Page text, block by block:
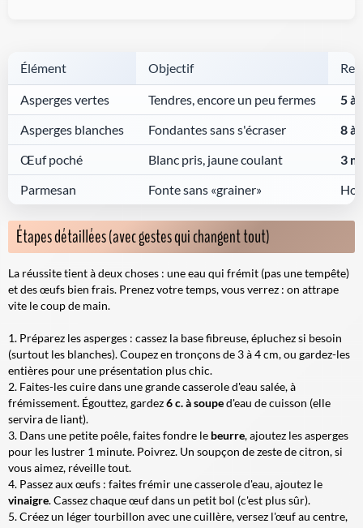
Élément Objectif
Asperges vertes Tendres, encore un peu fermes
5 à
Asperges blanches
Fondantes sans s'écraser
8 à
Œuf poché
Blanc pris, jaune coulant
3
Parmesan
Fonte sans «grainer»
Étapes détaillées (avec gestes qui changent tout)
La réussite tient à deux choses : une eau qui frémit (pas une tempête)
et des œufs bien frais. Prenez votre temps, vous verrez : on attrape
vite le coup de main.
Préparez les asperges : cassez la base fibreuse, épluchez si besoin
(surtout les blanches). Coupez en tronçons de 3 à 4 cm, ou gardez-les
entières pour une présentation plus chic.
Faites-les cuire dans une grande casserole d'eau salée, à
frémissement. Égouttez, gardez6 c. à souped'eau de cuisson (elle
servira de liant).
Dans une petite poêle, faites fondre le beurre, ajoutez les asperges
pour les lustrer 1 minute. Poivrez. Un soupçon de zeste de citron, si
vous aimez, réveille tout.
Passez aux œufs : faites frémir une casserole d'eau, ajoutez le
vinaigre. Cassez chaque œuf dans un petit bol (c'est plus sûr).
Créez un léger tourbillon avec une cuillère, versez l'œuf au centre,